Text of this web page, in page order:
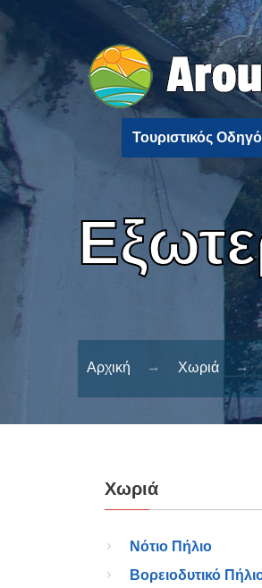
Τουριστικός
Αρχική Χωριά
Χωριά
Νότιο Πήλιο
Βορειοδυτικό